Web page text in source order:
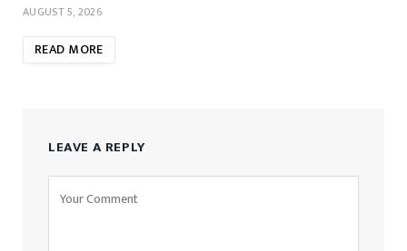
AUGUST 5, 2026
READ MORE
LEAVE A REPLY